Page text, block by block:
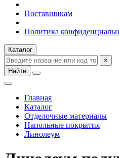
Поставщикам
Политика
Каталог
×
Найти
Главная
Каталог
Отделочные материалы
Напольные покрытия
Линолеум